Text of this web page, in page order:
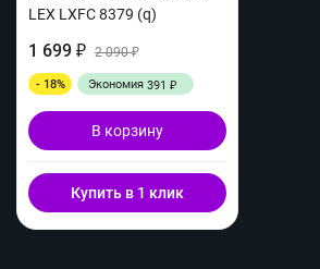
LEX LXFC 8379 (q)
1 699 ₽ 2 090₽
- 18% Экономия 391 ₽
В корзину
Купить в 1 клик